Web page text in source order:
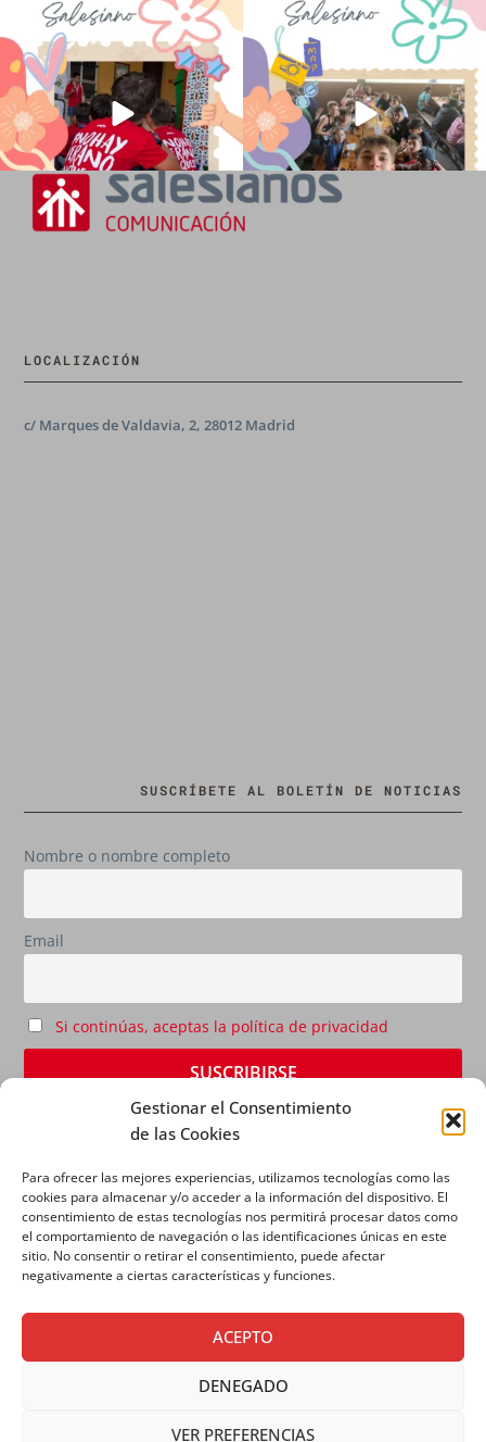
Gestionar el Consentimiento
de las Cookies
Para ofrecer las mejores experiencias, utilizamos tecnologías como las
cookies para almacenar y/o acceder a la información del dispositivo. El
consentimiento de estas tecnologías nos permitirá procesar datos como
el comportamiento de navegación o las identificaciones únicas en este
sitio. No consentir o retirar el consentimiento, puede afectar
negativamente a ciertas características y funciones.
ACEPTO
DENEGADO
VER PREFERENCIAS
No hay verano sin que sea Salesiano ❤️
💫 en Luz 4
...
0
viviendo la alegría en el campamento
...
LOCALIZACIÓN
c/ Marques de Valdavia, 2, 28012 Madrid
SUSCRÍBETE AL BOLETÍN DE NOTICIAS
Nombre o nombre completo
Email
Si continúas, aceptas la política de privacidad
AVISO LEGAL|POLÍTICA DE PRIVACIDAD|